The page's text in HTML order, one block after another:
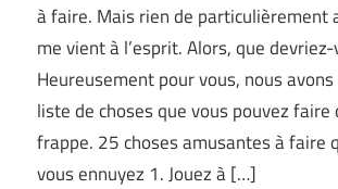
à faire. Mais rien de particulièrement
me vient à l’esprit. Alors, que
Heureusement pour vous, nous
liste de choses que vous pouvez faire
frappe. 25 choses amusantes à faire
vous ennuyez 1. Jouez à […]